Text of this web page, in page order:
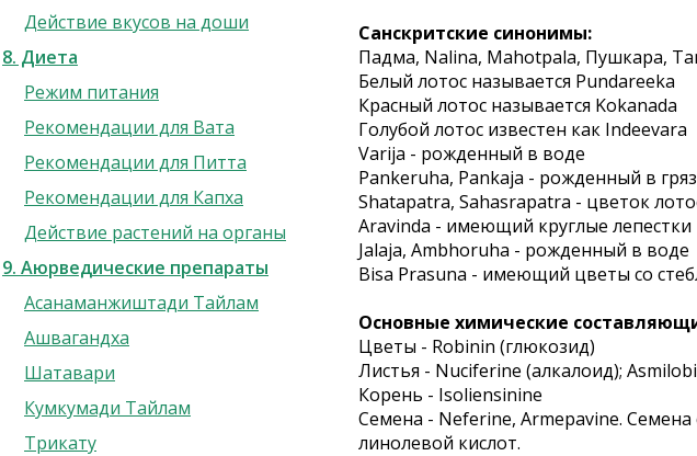
Действие вкусов на доши
8. Диета
Режим питания
Рекомендации для Вата
Рекомендации для Питта
Рекомендации для Капха
Действие растений на органы
9. Аюрведические препараты
Асанаманжиштади Тайлам
Ашвагандха
Шатавари
Кумкумади Тайлам
Трикату
Cанскритские синонимы:
Падма, Nalina, Mahotpala, Пушкара,
Белый лотос называется Pundareeka
Красный лотос называется Kokanada
Голубой лотос известен как Indeevara
Varija - рожденный в воде
Pankeruha, Pankaja - рожденный в
Shatapatra, Sahasrapatra - цветок
Aravinda - имеющий круглые лепестки
Jalaja, Ambhoruha - рожденный в воде
Bisa Prasuna - имеющий цветы со
Основные химические
Цветы - Robinin (глюкозид)
Листья - Nuciferine (алкалоид);
Корень - Isoliensinine
Семена - Neferine, Armepavine.
линолевой кислот.